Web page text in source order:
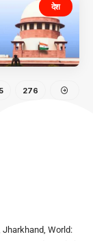
देश
276
Jharkhand, World: